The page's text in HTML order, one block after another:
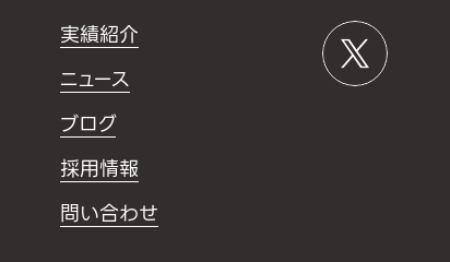
実績紹介
ニュース
ブログ
採用情報
問い合わせ